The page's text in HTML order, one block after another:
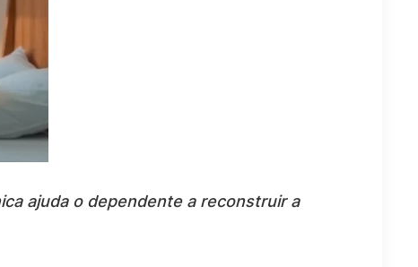
ajuda o dependente a reconstruir a